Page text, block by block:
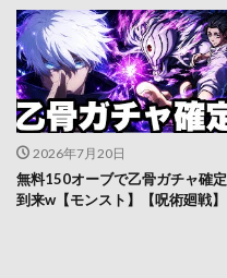
2026年7月20日
無料150オーブで乙骨ガチャ確定
到来w【モンスト】【呪術廻戦】